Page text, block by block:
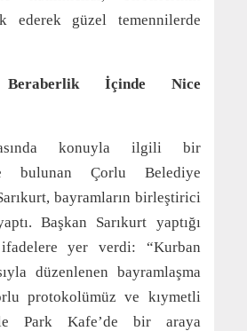
ederek güzel temennilerde
İçinde Nice
konuyla ilgili bir
bulunan Çorlu Belediye
bayramların birleştirici
Başkan Sarıkurt yaptığı
ifadelere yer verdi: “Kurban
düzenlenen bayramlaşma
protokolümüz ve kıymetli
Park Kafe’de bir araya